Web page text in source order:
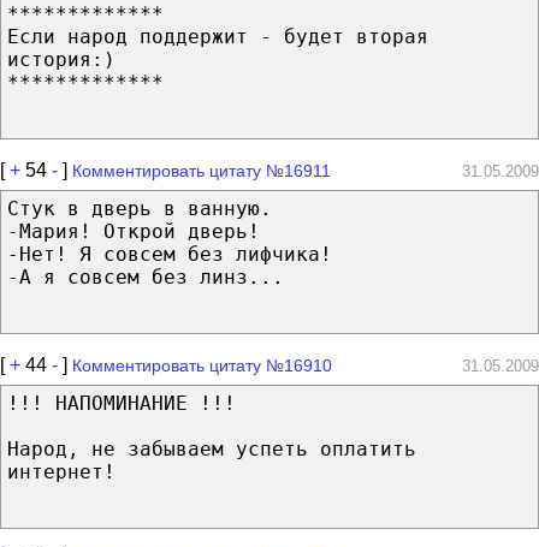
*************
Если народ поддержит - будет вторая
история:)
*************
[+ 54 - ] Комментировать цитату №16911 31.05.2009
Стук в дверь в ванную.
-Мария! Открой дверь!
-Нет! Я совсем без лифчика!
-А я совсем без линз...
[+ 44 - ] Комментировать цитату №16910 31.05.2009
!!! НАПОМИНАНИЕ !!!
Народ, не забываем успеть оплатить
интернет!